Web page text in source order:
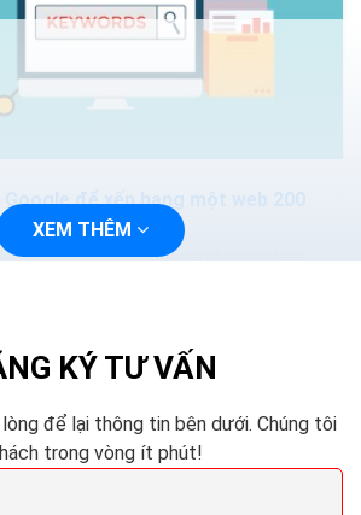
Google để xếp hạng một web 200
của Google ngày càng phức tạp
XEM THÊM
KÝ TƯ VẤN
lòng để lại thông tin bên dưới. Chúng tôi
trong vòng ít phút!